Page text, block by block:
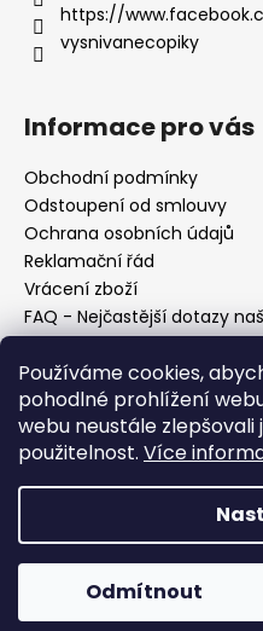
Používáme cookies,
pohodlné prohlížení
webu neustále zlepšovali
použitelnost. Více
Odmítnout
https://
vysnivanecopiky
Informace pro vás
Obchodní podmínky
Odstoupení od smlouvy
Ochrana osobních údajů
Reklamační řád
Vrácení zboží
FAQ - Nejčastější dotazy
Mapa braiderek
Kurz zapletání vlasů
Blog
O nás
Kontakt
Copyright 2026